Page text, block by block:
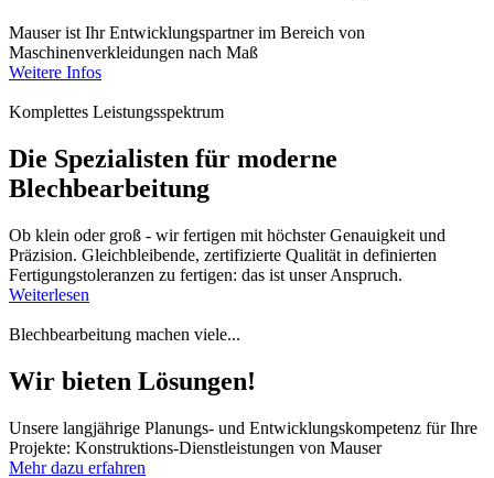
Mauser ist Ihr Entwicklungspartner im Bereich von
Maschinenverkleidungen nach Maß
Weitere Infos
Komplettes Leistungsspektrum
Die Spezialisten für moderne
Blechbearbeitung
Ob klein oder groß - wir fertigen mit höchster Genauigkeit und
Präzision. Gleichbleibende, zertifizierte Qualität in definierten
Fertigungstoleranzen zu fertigen: das ist unser Anspruch.
Weiterlesen
Blechbearbeitung machen viele...
Wir bieten Lösungen!
Unsere langjährige Planungs- und Entwicklungskompetenz für Ihre
Projekte: Konstruktions-Dienstleistungen von Mauser
Mehr dazu erfahren